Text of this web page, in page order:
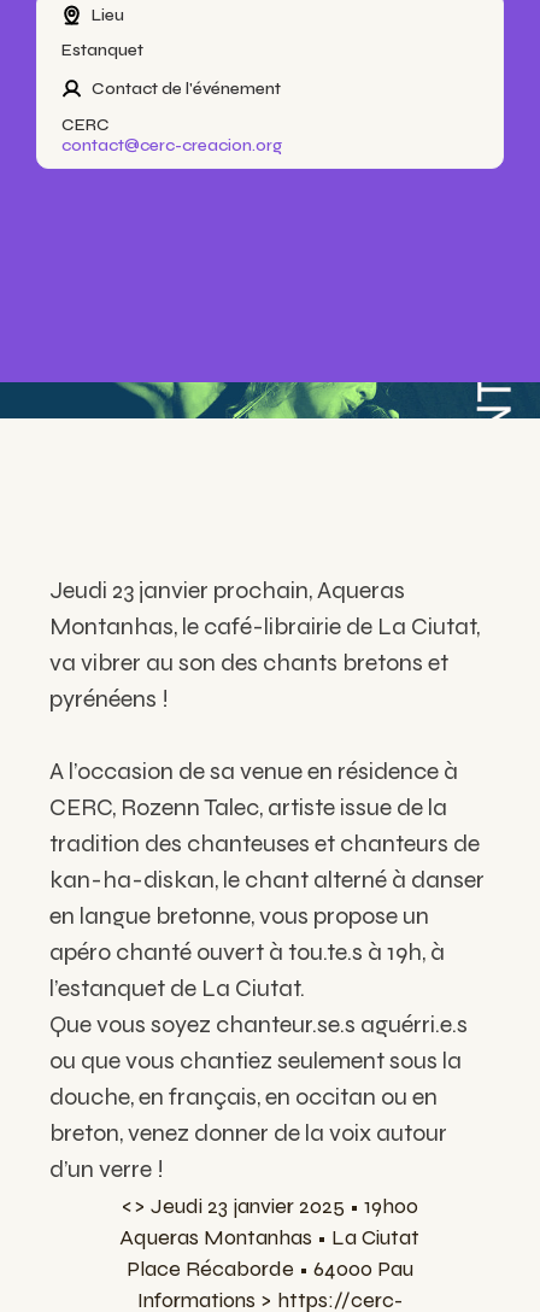
Lieu
Estanquet
Contact de l'événement
CERC
contact@cerc-creacion.org
Jeudi 23 janvier prochain, Aqueras
Montanhas, le café-librairie de La Ciutat,
va vibrer au son des chants bretons et
pyrénéens !
A l’occasion de sa venue en résidence à
CERC, Rozenn Talec, artiste issue de la
tradition des chanteuses et chanteurs de
kan-ha-diskan, le chant alterné à danser
en langue bretonne, vous propose un
apéro chanté ouvert à tou.te.s à 19h, à
l’estanquet de La Ciutat.
Que vous soyez chanteur.se.s aguérri.e.s
ou que vous chantiez seulement sous la
douche, en français, en occitan ou en
breton, venez donner de la voix autour
d’un verre !
<> Jeudi 23 janvier 2025 • 19h00
Aqueras Montanhas • La Ciutat
Place Récaborde • 64000 Pau
Informations > https://cerc-